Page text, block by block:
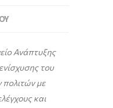
Ανάπτυξης
του
πολιτών με
και